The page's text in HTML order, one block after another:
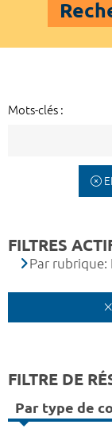
Mots-clés :
FILTRES
Par rubrique:
FILTRE DE
Par type de